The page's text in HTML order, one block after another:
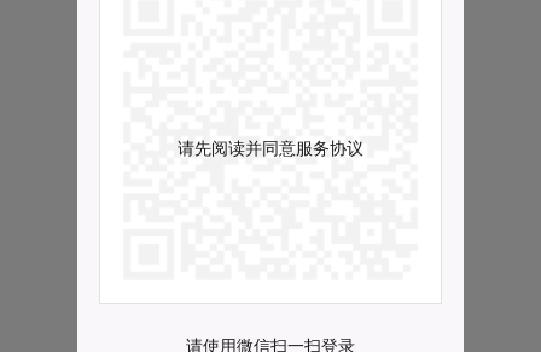
请先阅读并同意服务协议
请使用微信扫一扫登录